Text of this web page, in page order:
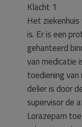
Klacht 1
Het
is. Er is een
gehanteerd
van medicatie
toediening
delier is door
supervisor de
Lorazepam